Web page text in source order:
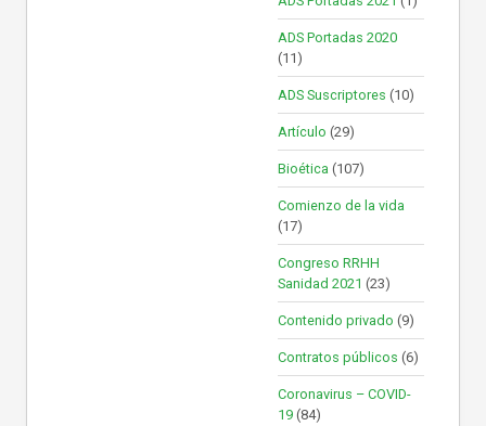
ADS Portadas 2020
(11)
ADS Suscriptores (10)
Artículo (29)
Bioética (107)
Comienzo de la vida
(17)
Congreso RRHH
Sanidad 2021 (23)
Contenido privado (9)
Contratos públicos (6)
Coronavirus – COVID-
19 (84)